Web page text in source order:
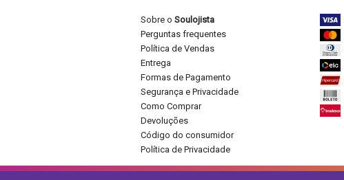
Sobre o Soulojista
Perguntas frequentes
Política de Vendas
Entrega
Formas de Pagamento
Segurança e Privacidade
Como Comprar
Devoluções
Código do consumidor
Política de Privacidade